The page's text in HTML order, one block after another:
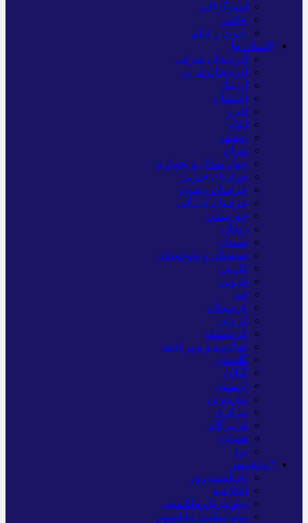
اینفوگرافی
عکس
صوت و فیلم
*استان ها
آذربایجان شرقی
آذربایجان غربی
اردبیل
اصفهان
البرز
ایلام
بوشهر
تهران
چهار محال و بختیاری
خراسان جنوبی
خراسان رضوی
خراسان شمالی
خوزستان
زنجان
سمنان
سیستان و بلوچستان
فارس
قزوین
قم
کردستان
کرمان
کرمانشاه
کهگلویه و بویر احمد
گلستان
گیلان
لرستان
مازندران
مرکزی
هرمزگان
همدان
یزد
*ماناسپهر
یادداشت روز
اطلاعیه
پیام تبریک ماناسپهر
پیام تسلیت ماناسپهر